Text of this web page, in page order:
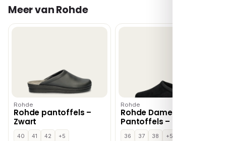
Meer van Rohde
Rohde
Rohde pantoffels –
Zwart
40 41 42
+5
Rohde
Rohde Dames
Pantoffels – Zwart
36 37 38
+5